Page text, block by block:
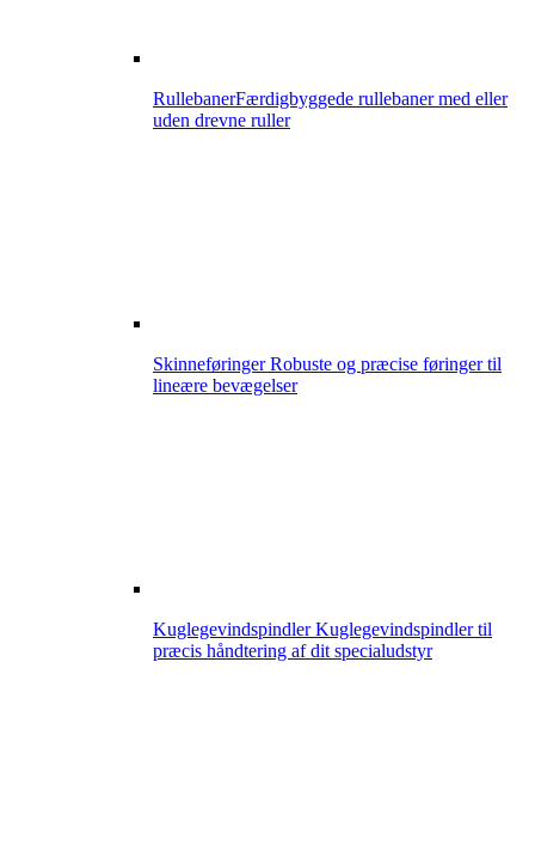
RullebanerFærdigbyggede rullebaner med eller
uden drevne ruller
SkinneføringerRobuste og præcise føringer til
lineære bevægelser
KuglegevindspindlerKuglegevindspindler til
præcis håndtering af dit specialudstyr